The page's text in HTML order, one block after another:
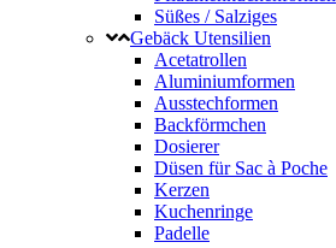
Süßes / Salziges
Gebäck Utensilien
Acetatrollen
Aluminiumformen
Ausstechformen
Backförmchen
Dosierer
Düsen für Sac à Poche
Kerzen
Kuchenringe
Padelle